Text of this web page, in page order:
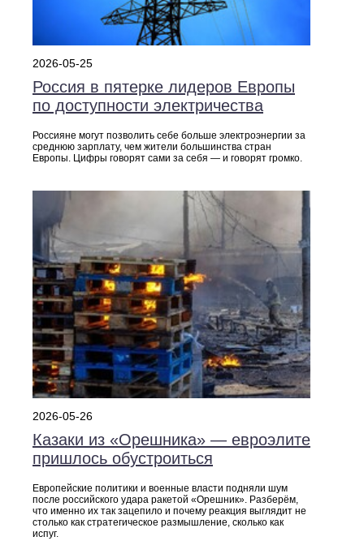
2026-05-25
Россия в пятерке лидеров Европы
по доступности электричества
Россияне могут позволить себе больше электроэнергии за
среднюю зарплату, чем жители большинства стран
Европы. Цифры говорят сами за себя — и говорят громко.
2026-05-26
Казаки из «Орешника» — евроэлите
пришлось обустроиться
Европейские политики и военные власти подняли шум
после российского удара ракетой «Орешник». Разберём,
что именно их так зацепило и почему реакция выглядит не
столько как стратегическое размышление, сколько как
испуг.